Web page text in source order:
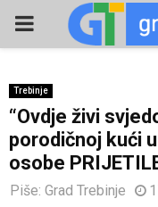
PRIMARY
Trebinje
“Ovdje živi
porodičnoj kući
osobe
Piše: Grad Trebinje